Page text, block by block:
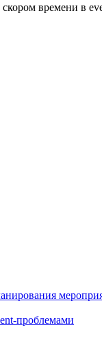
скором времени
проблемами